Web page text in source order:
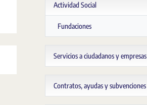
Actividad Social
Fundaciones
Servicios a ciudadanos y empresas
Contratos, ayudas y subvenciones